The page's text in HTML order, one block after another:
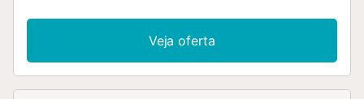
Veja oferta